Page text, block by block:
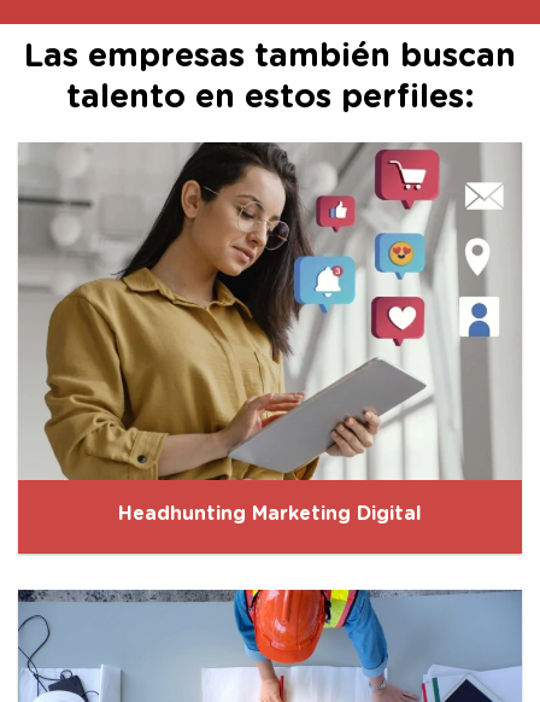
Las empresas también buscan
talento en estos perfiles:
Headhunting Marketing Digital